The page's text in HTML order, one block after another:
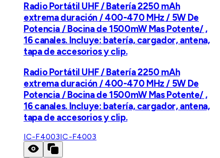
Radio Portátil UHF / Batería 2250 mAh
extrema duración / 400-470 MHz / 5W De
Potencia / Bocina de 1500mW Mas Potente/ ,
16 canales. Incluye: batería, cargador, antena,
tapa de accesorios y clip.
Radio Portátil UHF / Batería 2250 mAh
extrema duración / 400-470 MHz / 5W De
Potencia / Bocina de 1500mW Mas Potente/ ,
16 canales. Incluye: batería, cargador, antena,
tapa de accesorios y clip.
IC-F4003IC-F4003